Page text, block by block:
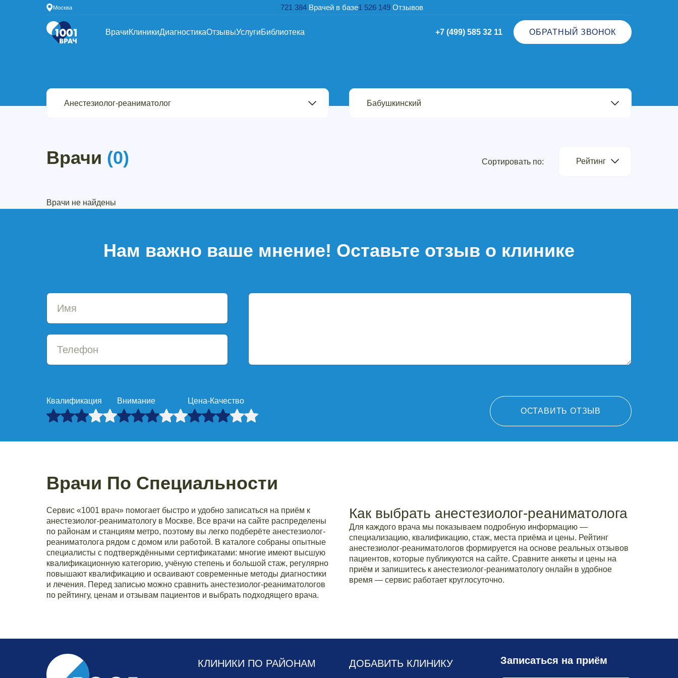
Москва 721 384 Врачей в базе1 526 149 Отзывов
ВрачиКлиникиДиагностикаОтзывыУслугиБиблиотека +7 (499) 585 32 11 ОБРАТНЫЙ ЗВОНОК
Врачи (0) Сортировать по: Рейтинг
Врачи не найдены
Нам важно ваше мнение! Оставьте отзыв о клинике
Квалификация Внимание
Цена-Качество
ОСТАВИТЬ ОТЗЫВ
Врачи По Специальности
Сервис «1001 врач» помогает быстро и удобно записаться на приём к
анестезиолог-реаниматологу в Москве. Все врачи на сайте распределены
по районам и станциям метро, поэтому вы легко подберёте анестезиолог-
реаниматолога рядом с домом или работой. В каталоге собраны опытные
специалисты с подтверждёнными сертификатами: многие имеют высшую
квалификационную категорию, учёную степень и большой стаж, регулярно
повышают квалификацию и осваивают современные методы диагностики
и лечения. Перед записью можно сравнить анестезиолог-реаниматологов
по рейтингу, ценам и отзывам пациентов и выбрать подходящего врача.
Как выбрать анестезиолог-реаниматолога
Для каждого врача мы показываем подробную информацию —
специализацию, квалификацию, стаж, места приёма и цены. Рейтинг
анестезиолог-реаниматологов формируется на основе реальных отзывов
пациентов, которые публикуются на сайте. Сравните анкеты и цены на
приём и запишитесь к анестезиолог-реаниматологу онлайн в удобное
время — сервис работает круглосуточно.
КЛИНИКИ ПО РАЙОНАМ
ДОБАВИТЬ КЛИНИКУ
Записаться на приём